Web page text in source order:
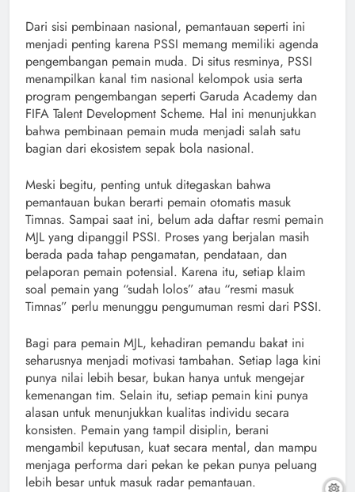
Dari sisi pembinaan nasional, pemantauan seperti ini
menjadi penting karena PSSI memang memiliki agenda
pengembangan pemain muda. Di situs resminya, PSSI
menampilkan kanal tim nasional kelompok usia serta
program pengembangan seperti Garuda Academy dan
FIFA Talent Development Scheme. Hal ini menunjukkan
bahwa pembinaan pemain muda menjadi salah satu
bagian dari ekosistem sepak bola nasional.
Meski begitu, penting untuk ditegaskan bahwa
pemantauan bukan berarti pemain otomatis masuk
Timnas. Sampai saat ini, belum ada daftar resmi pemain
MJL yang dipanggil PSSI. Proses yang berjalan masih
berada pada tahap pengamatan, pendataan, dan
pelaporan pemain potensial. Karena itu, setiap klaim
soal pemain yang “sudah lolos” atau “resmi masuk
Timnas” perlu menunggu pengumuman resmi dari PSSI.
Bagi para pemain MJL, kehadiran pemandu bakat ini
seharusnya menjadi motivasi tambahan. Setiap laga kini
punya nilai lebih besar, bukan hanya untuk mengejar
kemenangan tim. Selain itu, setiap pemain kini punya
alasan untuk menunjukkan kualitas individu secara
konsisten. Pemain yang tampil disiplin, berani
mengambil keputusan, kuat secara mental, dan mampu
menjaga performa dari pekan ke pekan punya peluang
lebih besar untuk masuk radar pemantauan.